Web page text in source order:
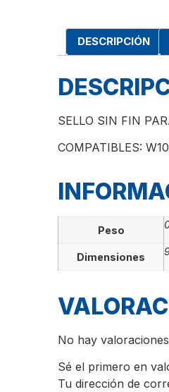
DESCRIPCIÓN
SELLO SIN FIN
COMPATIBLES:
Peso
Dimensiones
No hay
Sé el primero en
Tu dirección de